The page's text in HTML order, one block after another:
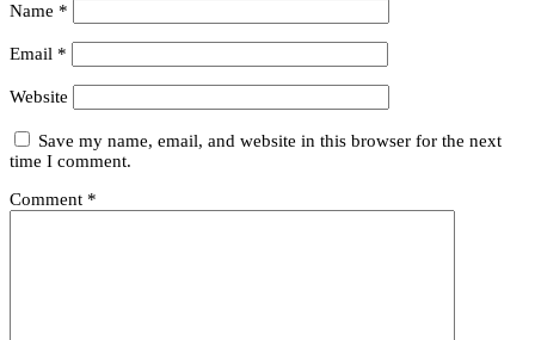
Name *
Email *
Website
Save my name, email, and website in this browser for the next
time I comment.
Comment *